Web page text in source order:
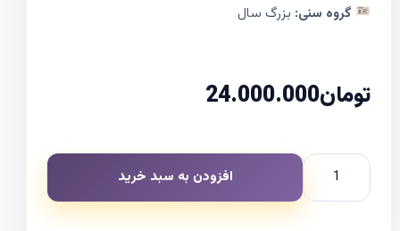
گروه سنی: بزرگ سال
تومان24.000.000
افزودن به سبد خرید